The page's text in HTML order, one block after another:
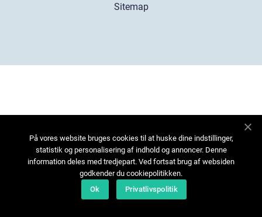
Sitemap
På vores website bruges cookies til at huske dine indstillinger,
statistik og personalisering af indhold og annoncer. Denne
information deles med tredjepart. Ved fortsat brug af websiden
godkender du cookiepolitikken.
Ok
Privatlivspolitik